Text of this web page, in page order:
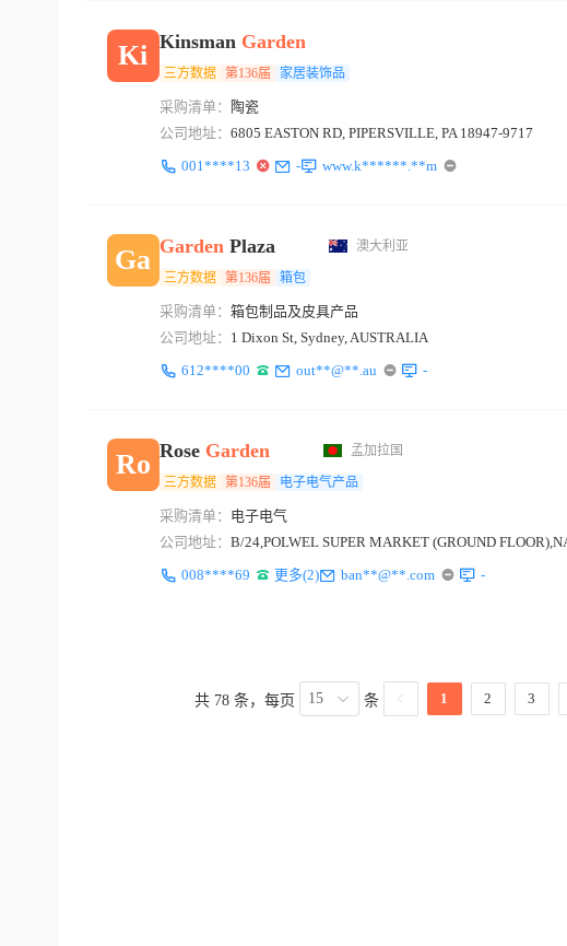
Ki Kinsman Garden
三方数据 第136届 家居装饰品
采购清单：
陶瓷
公司地址： 6805 EASTON RD, PIPERSVILLE, PA 18947-9717
001****13
- www.k******.**m
Ga GardenPlaza 澳大利亚
三方数据 第136届 箱包
采购清单： 箱包制品及皮具产品
公司地址： 1 Dixon St, Sydney, AUSTRALIA
612****00
out**@**.au -
Ro Rose Garden 孟加拉国
三方数据 第136届 电子电气产品
采购清单： 电子电气
公司地址： B/24,POLWEL SUPER MARKET (GROUND
008****69
更多(2) ban**@**.com -
共 78 条，每页 15 条 1 2 3